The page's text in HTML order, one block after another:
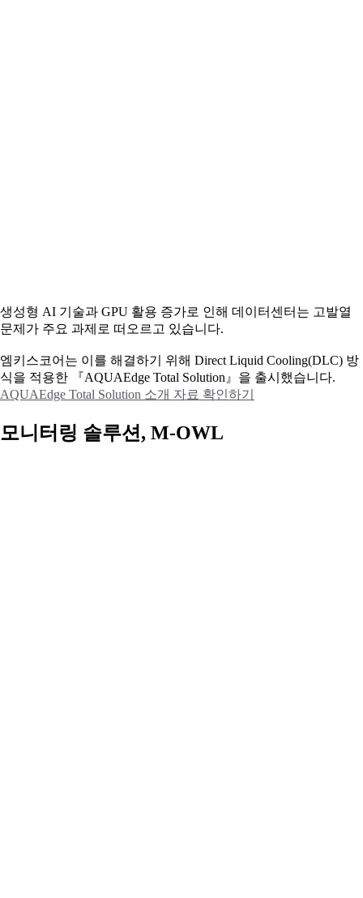
생성형 AI 기술과 GPU 활용 증가로 인해 데이터센터는 고발열
문제가 주요 과제로 떠오르고 있습니다.
엠키스코어는 이를 해결하기 위해 Direct Liquid Cooling(DLC) 방
식을 적용한 『AQUAEdge Total Solution』을 출시했습니다.
AQUAEdge Total Solution 소개 자료 확인하기
모니터링 솔루션, M-OWL